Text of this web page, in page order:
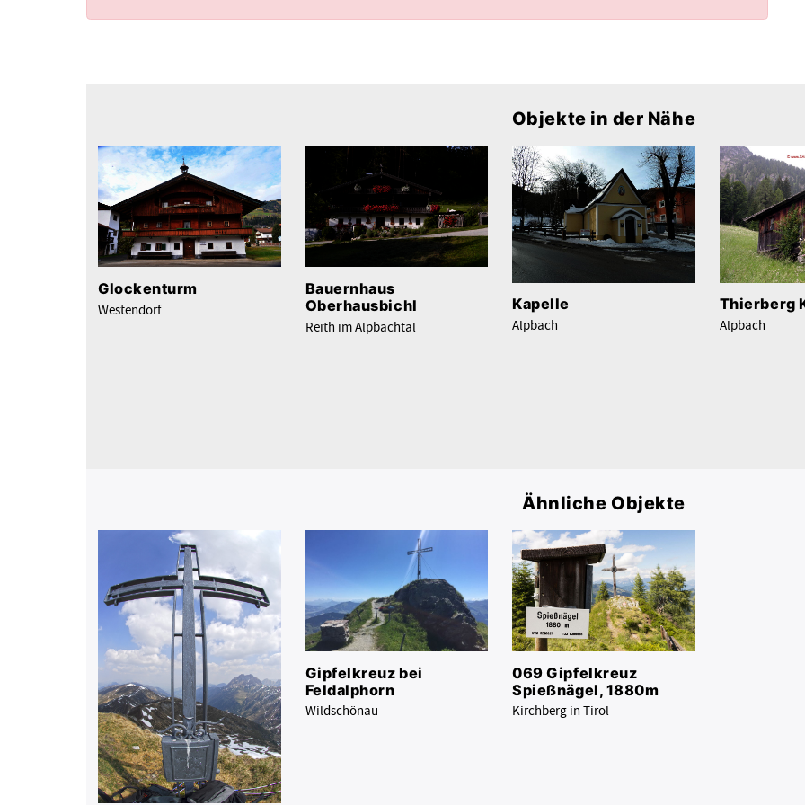
Objekte in der Nähe
Glockenturm
Westendorf
Bauernhaus
Oberhausbichl
Reith im Alpbachtal
Kapelle
Alpbach
Thierberg
Alpbach
Ähnliche Objekte
Gipfelkreuz bei
Feldalphorn
Wildschönau
069 Gipfelkreuz
Spießnägel, 1880m
Kirchberg in Tirol